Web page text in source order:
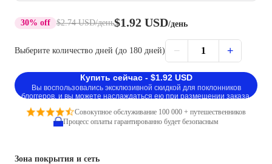
30% off $2.74 USD/день$1.92 USD/день
Выберите количество дней (до 180 дней) − 1 +
Купить сейчас - $1.92 USD
Вы воспользовались эксклюзивной скидкой для поклонников
блоггеров, и вы можете наслаждаться ею при размещении заказа.
Совокупное обслуживание 100 000 + путешественников
Процесс оплаты гарантированно будет безопасным
Зона покрытия и сеть